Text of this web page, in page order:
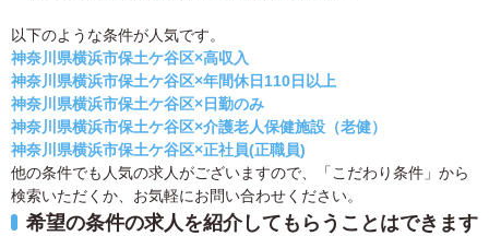
以下のような条件が人気です。
神奈川県横浜市保土ケ谷区×高収入
神奈川県横浜市保土ケ谷区×年間休日110日以上
神奈川県横浜市保土ケ谷区×日勤のみ
神奈川県横浜市保土ケ谷区×介護老人保健施設（老健）
神奈川県横浜市保土ケ谷区×正社員(正職員)
他の条件でも人気の求人がございますので、「こだわり条件」から
検索いただくか、お気軽にお問い合わせください。
希望の条件の求人を紹介してもらうことはできます